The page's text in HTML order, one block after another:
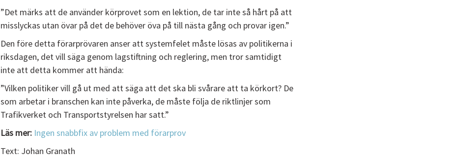
”Det märks att de använder körprovet som en lektion, de tar inte så hårt på att
misslyckas utan övar på det de behöver öva på till nästa gång och provar igen.”
Den före detta förarprövaren anser att systemfelet måste lösas av politikerna i
riksdagen, det vill säga genom lagstiftning och reglering, men tror samtidigt
inte att detta kommer att hända:
”Vilken politiker vill gå ut med att säga att det ska bli svårare att ta körkort? De
som arbetar i branschen kan inte påverka, de måste följa de riktlinjer som
Trafikverket och Transportstyrelsen har satt.”
Läs mer: Ingen snabbfix av problem med förarprov
Text: Johan Granath